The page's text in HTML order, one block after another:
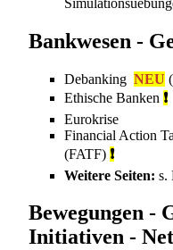
Bankwesen -
Debanking NEU
Ethische Banken ❗
Eurokrise
Financial Action
(FATF) ❗
Weitere Seiten: s.
Bewegungen -
Initiativen -